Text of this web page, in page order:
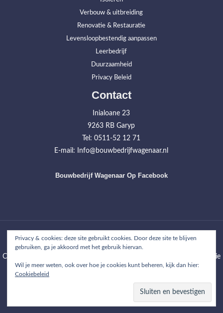
Verbouw & uitbreiding
Renovatie & Restauratie
Levensloopbestendig aanpassen
Leerbedrijf
Duurzaamheid
Privacy Beleid
Contact
Inialoane 23
9263 RB Garyp
Tel: 0511-52 12 71
E-mail: Info@bouwbedrijfwagenaar.nl
Bouwbedrijf Wagenaar Op Facebook
Home Werkzaamheden Projecten Over ons Contact
Copyright © 2026
| WordPress Theme: Wimpie
Lite by8degree Themes
Privacy & cookies: deze site gebruikt cookies. Door deze site te blijven
gebruiken, ga je akkoord met het gebruik hiervan.
Wil je meer weten, ook over hoe je cookies kunt beheren, kijk dan hier:
Cookiebeleid